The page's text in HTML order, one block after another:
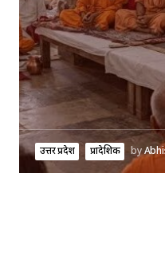
उत्तर प्रदेश प्रादेशिक by